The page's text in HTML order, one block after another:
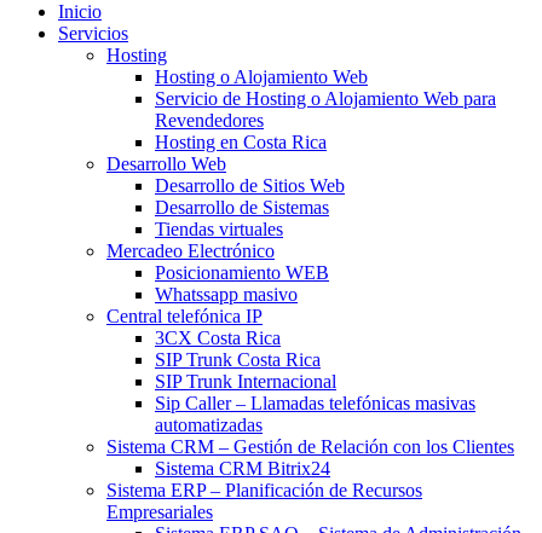
Inicio
Servicios
Hosting
Hosting o Alojamiento Web
Servicio de Hosting o Alojamiento Web para
Revendedores
Hosting en Costa Rica
Desarrollo Web
Desarrollo de Sitios Web
Desarrollo de Sistemas
Tiendas virtuales
Mercadeo Electrónico
Posicionamiento WEB
Whatssapp masivo
Central telefónica IP
3CX Costa Rica
SIP Trunk Costa Rica
SIP Trunk Internacional
Sip Caller – Llamadas telefónicas masivas
automatizadas
Sistema CRM – Gestión de Relación con los Clientes
Sistema CRM Bitrix24
Sistema ERP – Planificación de Recursos
Empresariales